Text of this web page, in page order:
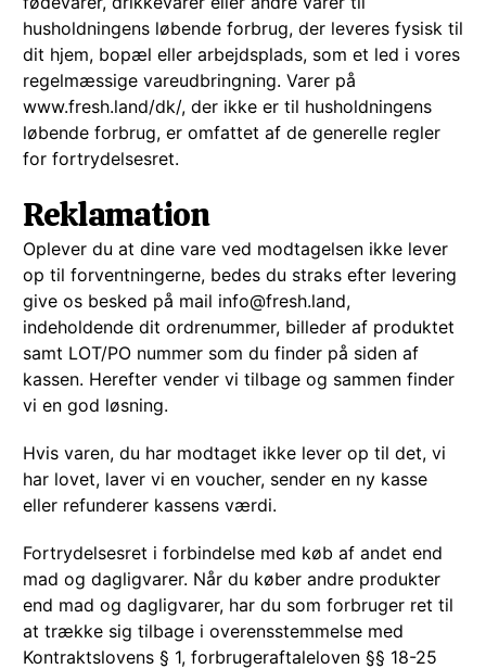
husholdningens løbende forbrug, der leveres fysisk til
dit hjem, bopæl eller arbejdsplads, som et led i vores
regelmæssige vareudbringning. Varer på
www.fresh.land/dk/, der ikke er til husholdningens
løbende forbrug, er omfattet af de generelle regler
for fortrydelsesret.
Reklamation
Oplever du at dine vare ved modtagelsen ikke lever
op til forventningerne, bedes du straks efter levering
give os besked på mail info@fresh.land,
indeholdende dit ordrenummer, billeder af produktet
samt LOT/PO nummer som du finder på siden af
kassen. Herefter vender vi tilbage og sammen finder
vi en god løsning.
Hvis varen, du har modtaget ikke lever op til det, vi
har lovet, laver vi en voucher, sender en ny kasse
eller refunderer kassens værdi.
Fortrydelsesret i forbindelse med køb af andet end
mad og dagligvarer. Når du køber andre produkter
end mad og dagligvarer, har du som forbruger ret til
at trække sig tilbage i overensstemmelse med
Kontraktslovens § 1, forbrugeraftaleloven §§ 18-25